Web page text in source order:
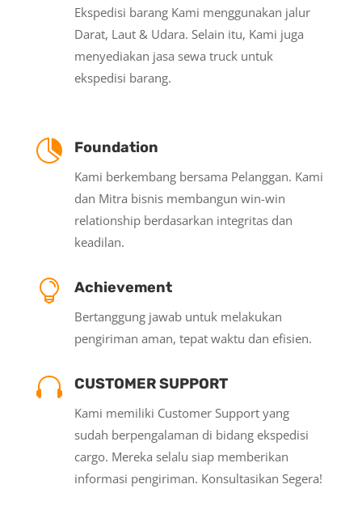
Ekspedisi barang Kami menggunakan jalur
Darat, Laut & Udara. Selain itu, Kami juga
menyediakan jasa sewa truck untuk
ekspedisi barang.
 Foundation
Kami berkembang bersama Pelanggan. Kami
dan Mitra bisnis membangun win-win
relationship berdasarkan integritas dan
keadilan.
 Achievement
Bertanggung jawab untuk melakukan
pengiriman aman, tepat waktu dan efisien.
 CUSTOMER SUPPORT
Kami memiliki Customer Support yang
sudah berpengalaman di bidang ekspedisi
cargo. Mereka selalu siap memberikan
informasi pengiriman. Konsultasikan Segera!